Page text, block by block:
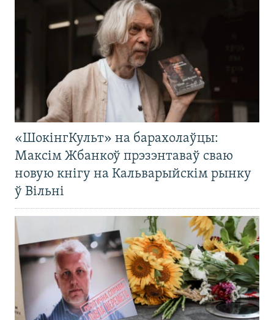
«ШокінгКульт» на барахолаўцы:
Максім Жбанкоў прэзэнтаваў сваю
новую кнігу на Кальварыйскім рынку
ў Вільні